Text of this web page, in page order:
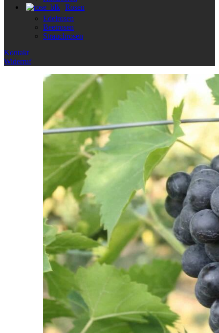
Rosen
Edelrosen
Beetrosen
Strauchrosen
Kontakt
Widerruf